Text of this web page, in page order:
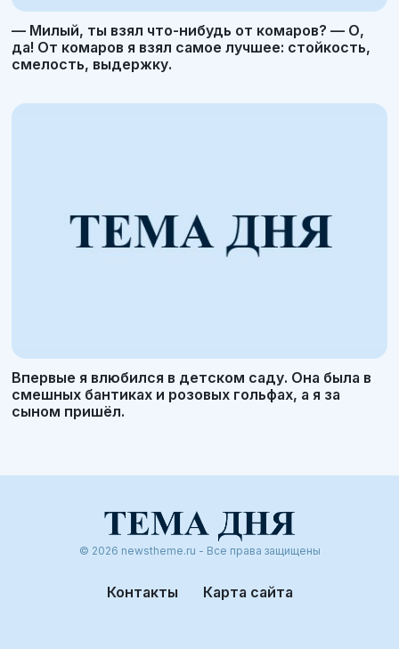
— Милый, ты взял что-нибудь от комаров? — О,
да! От комаров я взял самое лучшее: стойкость,
смелость, выдержку.
Впервые я влюбился в детском саду. Она была в
смешных бантиках и розовых гольфах, а я за
сыном пришёл.
© 2026 newstheme.ru - Все права защищены
Контакты Карта сайта